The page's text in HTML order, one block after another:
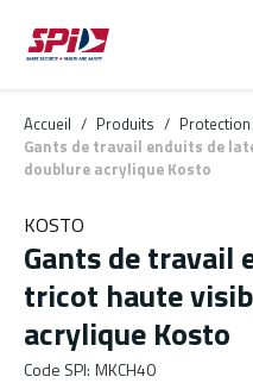
Aller au contenu principal
Skip to menu
Skip to footer
Accueil / Produits /
Gants de travail enduits de
doublure acrylique Kosto
KOSTO
Gants de travail
tricot haute
acrylique Kosto
Code SPI: MKCH40